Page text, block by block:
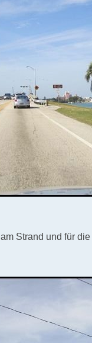
Strand und für